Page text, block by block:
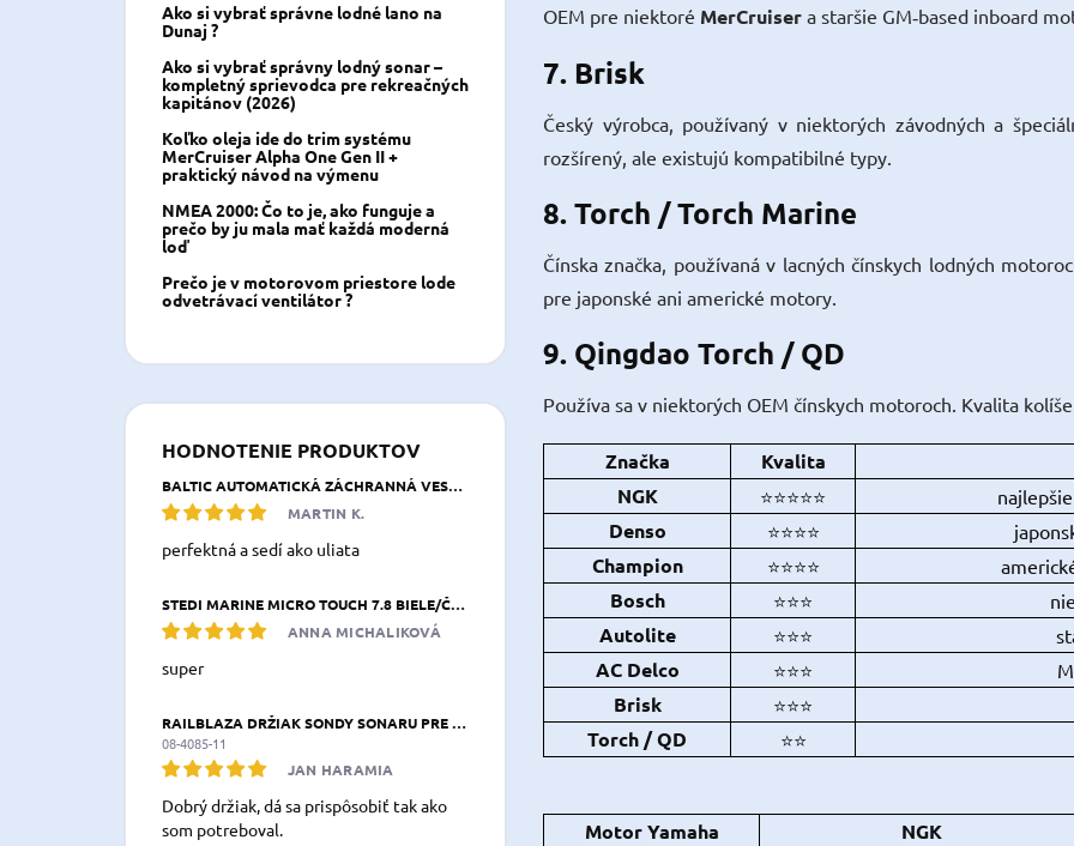
Ako si vybrať správne lodné lano na
Dunaj ?
Ako si vybrať správny lodný sonar –
kompletný sprievodca pre rekreačných
kapitánov (2026)
Koľko oleja ide do trim systému
MerCruiser Alpha One Gen II +
praktický návod na výmenu
NMEA 2000: Čo to je, ako funguje a
prečo by ju mala mať každá moderná
loď
Prečo je v motorovom priestore lode
odvetrávací ventilátor ?
HODNOTENIE PRODUKTOV
BALTIC AUTOMATICKÁ ZÁCHRANNÁ VESTA BREEZE 165 N NAVY MODRÁ
MARTIN K.
perfektná a sedí ako uliata
STEDI MARINE MICRO TOUCH 7.8 BIELE/ČERVENÉ LED SVETLO 197,8 × 26,3 × 39,2 MM IP68
ANNA MICHALIKOVÁ
super
RAILBLAZA DRŽIAK SONDY SONARU PRE KAJAK & KANOE XXL
08-4085-11
JAN HARAMIA
Dobrý držiak, dá sa prispôsobiť tak ako
som potreboval.
OEM pre niektoré MerCruiser a staršie GM‑based inboard
7. Brisk
Český výrobca, používaný v niektorých závodných a
rozšírený, ale existujú kompatibilné typy.
8. Torch / Torch Marine
Čínska značka, používaná v lacných čínskych lodných
pre japonské ani americké motory.
9. Qingdao Torch / QD
Používa sa v niektorých OEM čínskych motoroch. Kvalita
Značka Kvalita
NGK
⭐⭐⭐⭐⭐
Denso ⭐⭐⭐⭐
Champion ⭐⭐⭐⭐
Bosch ⭐⭐⭐
Autolite ⭐⭐⭐
AC Delco ⭐⭐⭐
Brisk ⭐⭐⭐
Torch / QD ⭐⭐
Motor Yamaha NGK